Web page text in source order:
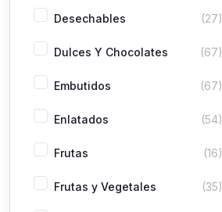
Desechables (27)
Dulces Y Chocolates (67)
Embutidos (67)
Enlatados (54)
Frutas (16)
Frutas y Vegetales (35)